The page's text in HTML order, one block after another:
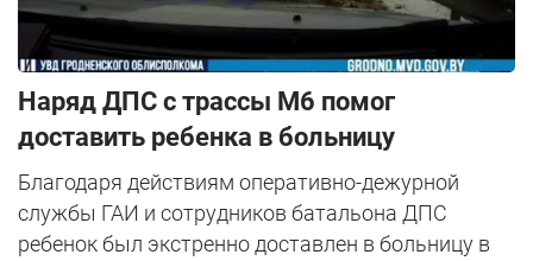
Наряд ДПС с трассы М6 помог
доставить ребенка в больницу
Благодаря действиям оперативно-дежурной
службы ГАИ и сотрудников батальона ДПС
ребенок был экстренно доставлен в больницу в